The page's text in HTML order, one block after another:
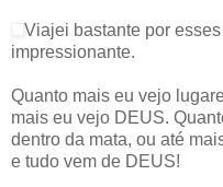
Viajei bastante por
impressionante.
Quanto mais eu vejo
mais eu vejo DEUS.
dentro da mata, ou até
e tudo vem de DEUS!